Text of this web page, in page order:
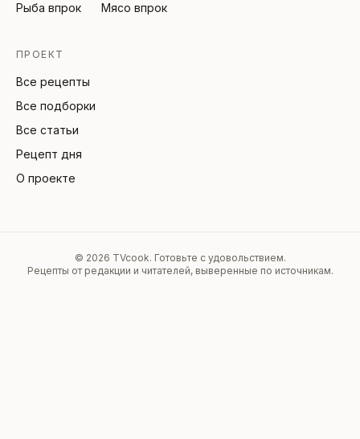
Рыба впрок Мясо впрок
ПРОЕКТ
Все рецепты
Все подборки
Все статьи
Рецепт дня
О проекте
© 2026 TVcook. Готовьте с удовольствием.
Рецепты от редакции и читателей, выверенные по источникам.